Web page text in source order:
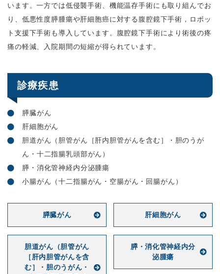
います。一方では低侵襲手術、機能温存手術にも取り組んでお
り、低悪性度膵腫瘍や肝細胞癌に対する腹腔鏡下手術，ロボッ
ト支援下手術も導入しています。腹腔鏡下手術により術後の疼
痛の軽減、入院期間の短縮が得られています。
診療疾患
膵臓がん
肝細胞がん
胆道がん（胆管がん［肝内胆管がんを含む］・胆のうが
ん・十二指腸乳頭部がん）
膵・消化管神経内分泌腫瘍
小腸がん（十二指腸がん・空腸がん・回腸がん）
膵臓がん 肝細胞がん
胆道がん（胆管がん
［肝内胆管がんを含
む］・胆のうがん・
膵・消化管神経内分
泌腫瘍